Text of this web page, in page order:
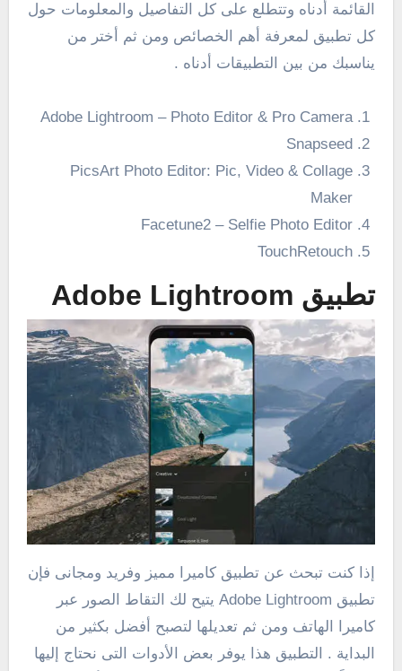
القائمة أدناه وتتطلع على كل التفاصيل والمعلومات حول
كل تطبيق لمعرفة أهم الخصائص ومن ثم أختر من
يناسبك من بين التطبيقات أدناه .
Adobe Lightroom – Photo Editor & Pro Camera‏
Snapseed
PicsArt Photo Editor: Pic, Video & Collage
Maker
Facetune2 – Selfie Photo Editor‏
TouchRetouch
تطبيق Adobe Lightroom
إذا كنت تبحث عن تطبيق كاميرا مميز وفريد ومجانى فإن
تطبيق Adobe Lightroom يتيح لك التقاط الصور عبر
كاميرا الهاتف ومن ثم تعديلها لتصبح أفضل بكثير من
البداية . التطبيق هذا يوفر بعض الأدوات التى نحتاج إليها